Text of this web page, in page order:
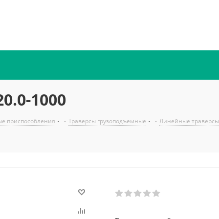
1000
приспособления - Траверсы грузоподъемные - Линейные траверсы